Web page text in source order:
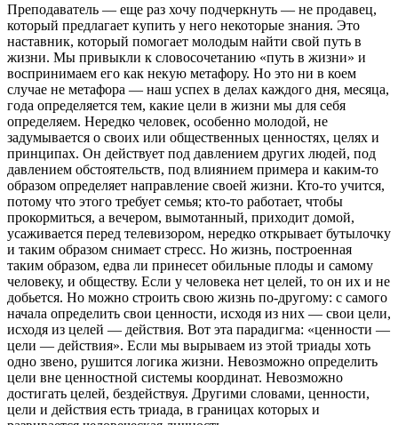
Преподаватель — еще раз хочу подчеркнуть — не продавец,
который предлагает купить у него некоторые знания. Это
наставник, который помогает молодым найти свой путь в
жизни. Мы привыкли к словосочетанию «путь в жизни» и
воспринимаем его как некую метафору. Но это ни в коем
случае не метафора — наш успех в делах каждого дня, месяца,
года определяется тем, какие цели в жизни мы для себя
определяем. Нередко человек, особенно молодой, не
задумывается о своих или общественных ценностях, целях и
принципах. Он действует под давлением других людей, под
давлением обстоятельств, под влиянием примера и каким-то
образом определяет направление своей жизни. Кто-то учится,
потому что этого требует семья; кто-то работает, чтобы
прокормиться, а вечером, вымотанный, приходит домой,
усаживается перед телевизором, нередко открывает бутылочку
и таким образом снимает стресс. Но жизнь, построенная
таким образом, едва ли принесет обильные плоды и самому
человеку, и обществу. Если у человека нет целей, то он их и не
добьется. Но можно строить свою жизнь по-другому: с самого
начала определить свои ценности, исходя из них — свои цели,
исходя из целей — действия. Вот эта парадигма: «ценности —
цели — действия». Если мы вырываем из этой триады хоть
одно звено, рушится логика жизни. Невозможно определить
цели вне ценностной системы координат. Невозможно
достигать целей, бездействуя. Другими словами, ценности,
цели и действия есть триада, в границах которых и